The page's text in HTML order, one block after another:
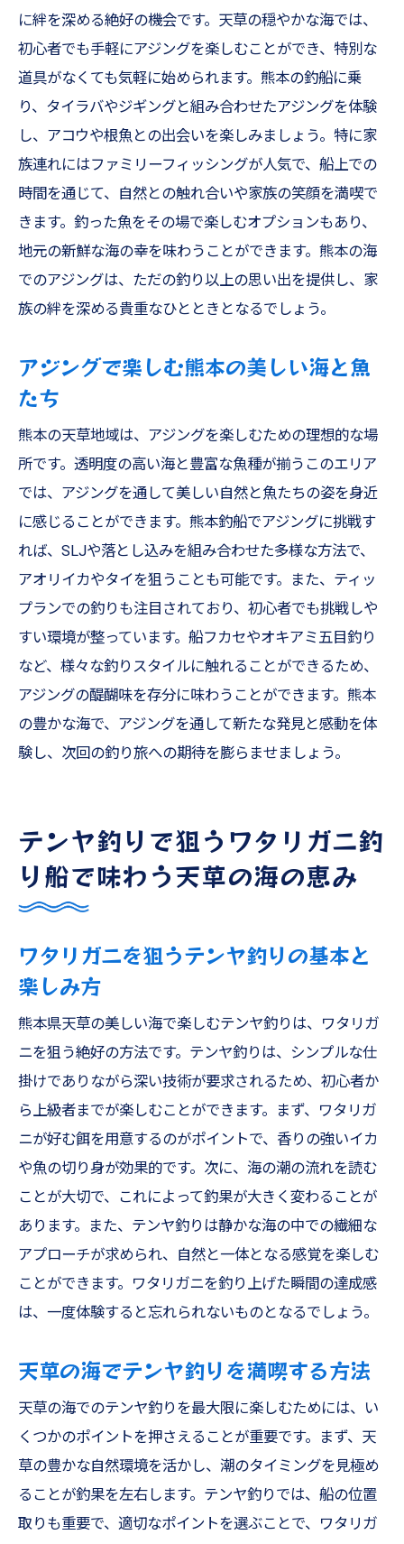
に絆を深める絶好の機会です。天草の穏やかな海では、
初心者でも手軽にアジングを楽しむことができ、特別な
道具がなくても気軽に始められます。熊本の釣船に乗
り、タイラバやジギングと組み合わせたアジングを体験
し、アコウや根魚との出会いを楽しみましょう。特に家
族連れにはファミリーフィッシングが人気で、船上での
時間を通じて、自然との触れ合いや家族の笑顔を満喫で
きます。釣った魚をその場で楽しむオプションもあり、
地元の新鮮な海の幸を味わうことができます。熊本の海
でのアジングは、ただの釣り以上の思い出を提供し、家
族の絆を深める貴重なひとときとなるでしょう。
アジングで楽しむ熊本の美しい海と魚
たち
熊本の天草地域は、アジングを楽しむための理想的な場
所です。透明度の高い海と豊富な魚種が揃うこのエリア
では、アジングを通して美しい自然と魚たちの姿を身近
に感じることができます。熊本釣船でアジングに挑戦す
れば、SLJや落とし込みを組み合わせた多様な方法で、
アオリイカやタイを狙うことも可能です。また、ティッ
プランでの釣りも注目されており、初心者でも挑戦しや
すい環境が整っています。船フカセやオキアミ五目釣り
など、様々な釣りスタイルに触れることができるため、
アジングの醍醐味を存分に味わうことができます。熊本
の豊かな海で、アジングを通して新たな発見と感動を体
験し、次回の釣り旅への期待を膨らませましょう。
テンヤ釣りで狙うワタリガニ釣
り船で味わう天草の海の恵み
ワタリガニを狙うテンヤ釣りの基本と
楽しみ方
熊本県天草の美しい海で楽しむテンヤ釣りは、ワタリガ
ニを狙う絶好の方法です。テンヤ釣りは、シンプルな仕
掛けでありながら深い技術が要求されるため、初心者か
ら上級者までが楽しむことができます。まず、ワタリガ
ニが好む餌を用意するのがポイントで、香りの強いイカ
や魚の切り身が効果的です。次に、海の潮の流れを読む
ことが大切で、これによって釣果が大きく変わることが
あります。また、テンヤ釣りは静かな海の中での繊細な
アプローチが求められ、自然と一体となる感覚を楽しむ
ことができます。ワタリガニを釣り上げた瞬間の達成感
は、一度体験すると忘れられないものとなるでしょう。
天草の海でテンヤ釣りを満喫する方法
天草の海でのテンヤ釣りを最大限に楽しむためには、い
くつかのポイントを押さえることが重要です。まず、天
草の豊かな自然環境を活かし、潮のタイミングを見極め
ることが釣果を左右します。テンヤ釣りでは、船の位置
取りも重要で、適切なポイントを選ぶことで、ワタリガ